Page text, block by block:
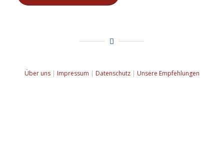
Über uns| Impressum | Datenschutz | Unsere Empfehlungen